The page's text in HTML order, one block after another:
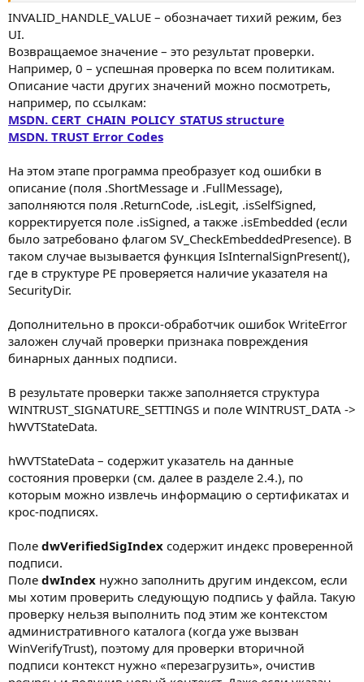
INVALID_HANDLE_VALUE – обозначает тихий режим, без
UI.
Возвращаемое значение – это результат проверки.
Например, 0 – успешная проверка по всем политикам.
Описание части других значений можно посмотреть,
например, по ссылкам:
MSDN. CERT_CHAIN_POLICY_STATUS structure
MSDN. TRUST Error Codes
На этом этапе программа преобразует код ошибки в
описание (поля .ShortMessage и .FullMessage),
заполняются поля .ReturnCode, .isLegit, .isSelfSigned,
корректируется поле .isSigned, а также .isEmbedded (если
было затребовано флагом SV_CheckEmbeddedPresence). В
таком случае вызывается функция IsInternalSignPresent(),
где в структуре PE проверяется наличие указателя на
SecurityDir.
Дополнительно в прокси-обработчик ошибок WriteError
заложен случай проверки признака повреждения
бинарных данных подписи.
В результате проверки также заполняется структура
WINTRUST_SIGNATURE_SETTINGS и поле WINTRUST_DATA ->
hWVTStateData.
hWVTStateData – содержит указатель на данные
состояния проверки (см. далее в разделе 2.4.), по
которым можно извлечь информацию о сертификатах и
крос-подписях.
Поле dwVerifiedSigIndex содержит индекс проверенной
подписи.
Поле dwIndex нужно заполнить другим индексом, если
мы хотим проверить следующую подпись у файла. Такую
проверку нельзя выполнить под этим же контекстом
административного каталога (когда уже вызван
WinVerifyTrust), поэтому для проверки вторичной
подписи контекст нужно «перезагрузить», очистив